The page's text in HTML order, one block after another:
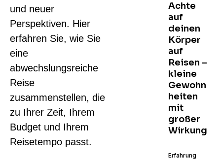
und neuer
Perspektiven. Hier
erfahren Sie, wie Sie
eine
abwechslungsreiche
Reise
zusammenstellen, die
zu Ihrer Zeit, Ihrem
Budget und Ihrem
Reisetempo passt.
Achte
auf
deinen
Körper
auf
Reisen –
kleine
Gewohn
heiten
mit
großer
Wirkung
Erfahrung